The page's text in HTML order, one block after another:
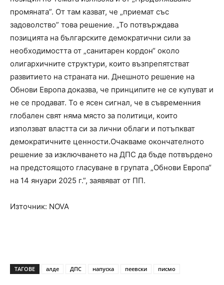
промяната”. От там казват, че „приемат със
задоволство” това решение. „То потвърждава
позицията на българските демократични сили за
необходимостта от „санитарен кордон“ около
олигархичните структури, които възпрепятстват
развитието на страната ни. Днешното решение на
Обнови Европа доказва, че принципите не се купуват и
не се продават. То е ясен сигнал, че в съвременния
глобален свят няма място за политици, които
използват властта си за лични облаги и потъпкват
демократичните ценности.Очакваме окончателното
решение за изключването на ДПС да бъде потвърдено
на предстоящото гласуване в групата „Обнови Европа“
на 14 януари 2025 г.”, заявяват от ПП.
Източник: NOVA
ТАГОВЕ алде ДПС напуска пеевски писмо